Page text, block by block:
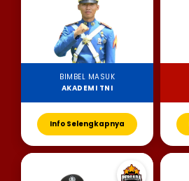
BIMBEL MASUK
AKADEMI TNI
Info Selengkapnya